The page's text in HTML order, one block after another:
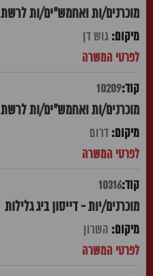
מוכרנים/ות ואחמש"ים/ות לרשת FOX – סניף קניון קריית אונו
גוש דן
10209
מוכרנים/ות ואחמש"ים/ות לרשת FOX – שבעת הכוכבים אילת
דרום
10316
מוכרנים/יות - דייסון ביג גלילות
השרון